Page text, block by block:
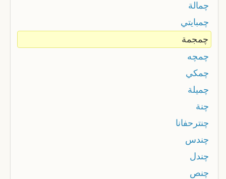
چمالة
چمبايتي
چمجمة
چمچه
چمكي
چميلة
چنة
چنترحفانا
چندس
چندل
چنص